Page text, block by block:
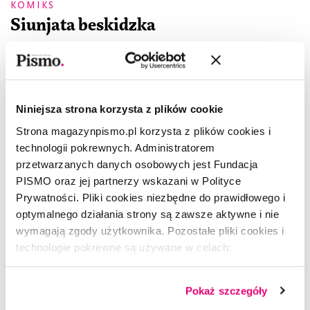
Niniejsza strona korzysta z plików cookie
Strona magazynpismo.pl korzysta z plików cookies i
technologii pokrewnych. Administratorem
przetwarzanych danych osobowych jest Fundacja
PISMO oraz jej partnerzy wskazani w Polityce
Prywatności. Pliki cookies niezbędne do prawidłowego i
optymalnego działania strony są zawsze aktywne i nie
wymagają zgody użytkownika. Pozostałe pliki cookies i
technologie pokrewne są używane w celach:
dobrowolną zgodę na pliki cookies i technologie
Pokaż szczegóły
KOMIKS
Siunjata beskidzka
BARTEK GLAZA „HENRYK”